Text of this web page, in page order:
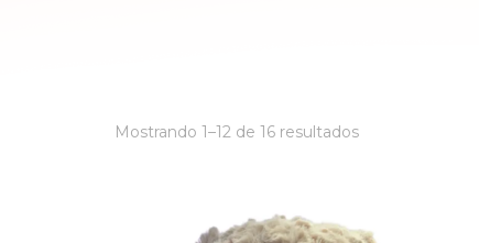
Mostrando 1–12 de 16 resultadosOrdenado